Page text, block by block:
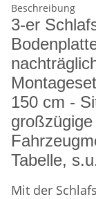
Beschreibung
3-er
150 cm -
Tabelle,
Mit der